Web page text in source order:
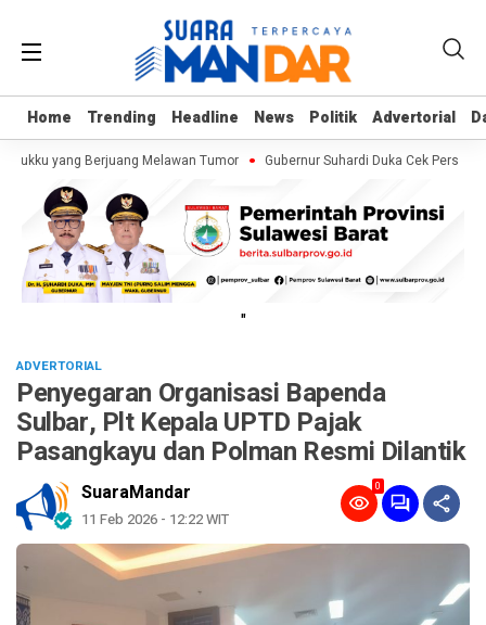
Home Trending Headline News Politik Advertorial
Home Trending Headline News Politik Advertorial
yang Berjuang Melawan Tumor Gubernur Suhardi Duka Cek
"
ADVERTORIAL
Penyegaran Organisasi Bapenda
Sulbar, Plt Kepala UPTD Pajak
Pasangkayu dan Polman Resmi Dilantik
SuaraMandar
11 Feb 2026 - 12:22 WIT
0